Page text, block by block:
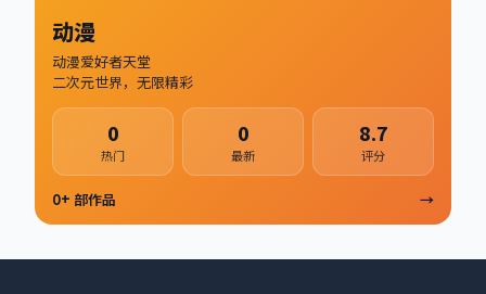
动漫
动漫爱好者天堂
二次元世界，无限精彩
0
热门
0
最新
8.7
评分
0+ 部作品 →